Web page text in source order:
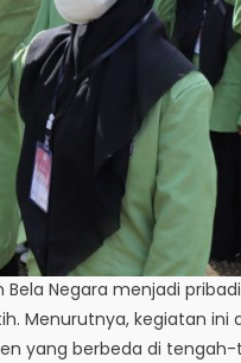
Negara menjadi
Menurutnya, kegiatan ini
yang berbeda di